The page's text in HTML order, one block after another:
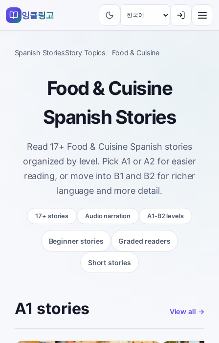
잉클링고
Spanish StoriesStory Topics Food & Cuisine
Food & Cuisine
Spanish Stories
Read 17+ Food & Cuisine Spanish stories
organized by level. Pick A1 or A2 for easier
reading, or move into B1 and B2 for richer
language and more detail.
17+ stories Audio narration A1-B2 levels
Beginner stories Graded readers
Short stories
A1 stories View all →